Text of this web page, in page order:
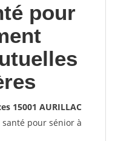
pour
15001 AURILLAC
pour sénior à